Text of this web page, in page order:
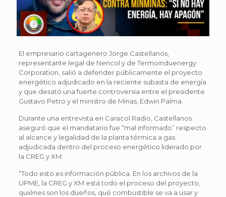
El empresario cartagenero Jorge Castellanos,
representante legal de Nencol y de Termoinduenergy
Corporation, salió a defender públicamente el proyecto
energético adjudicado en la reciente subasta de energía
y que desató una fuerte controversia entre el presidente
Gustavo Petro y el ministro de Minas, Edwin Palma.
Durante una entrevista en Caracol Radio, Castellanos
aseguró que el mandatario fue “mal informado” respecto
al alcance y legalidad de la planta térmica a gas
adjudicada dentro del proceso energético liderado por
la CREG y XM.
“Todo esto es información pública. En los archivos de la
UPME, la CREG y XM está todo el proceso del proyecto,
quiénes son los dueños, qué combustible se va a usar y